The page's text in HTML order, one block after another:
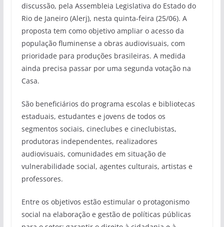
discussão, pela Assembleia Legislativa do Estado do
Rio de Janeiro (Alerj), nesta quinta-feira (25/06). A
proposta tem como objetivo ampliar o acesso da
população fluminense a obras audiovisuais, com
prioridade para produções brasileiras. A medida
ainda precisa passar por uma segunda votação na
Casa.
São beneficiários do programa escolas e bibliotecas
estaduais, estudantes e jovens de todos os
segmentos sociais, cineclubes e cineclubistas,
produtoras independentes, realizadores
audiovisuais, comunidades em situação de
vulnerabilidade social, agentes culturais, artistas e
professores.
Entre os objetivos estão estimular o protagonismo
social na elaboração e gestão de políticas públicas